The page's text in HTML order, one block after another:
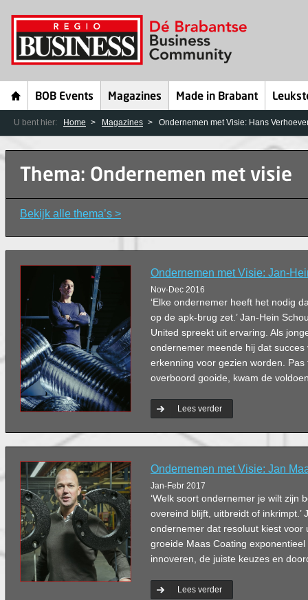
BOB Events Magazines Made in Brabant
U bent hier: Home Magazines Ondernemen met Visie: Hans
Thema: Ondernemen met visie
Bekijk alle thema’s >
Ondernemen met Visie: Jan-
Nov-Dec 2016
‘Elke ondernemer heeft het nodig
op de apk-brug zet.’ Jan-Hein
United spreekt uit ervaring. Als
ondernemer meende hij dat
erkenning voor gezien worden.
overboord gooide, kwam de
Lees verder
Ondernemen met Visie: Jan
Jan-Febr 2017
‘Welk soort ondernemer je wilt zijn
overeind blijft, uitbreidt of inkrimpt.’
ondernemer dat resoluut kiest voor
groeide Maas Coating
innoveren, de juiste keuzes en
Lees verder